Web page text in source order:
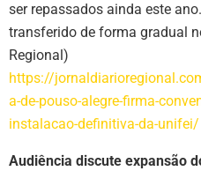
ser repassados ainda este
transferido de forma gradual
Regional)
https://
a-de-pouso-alegre-firma-
instalacao-definitiva-da-unifei/
Audiência discute expansão